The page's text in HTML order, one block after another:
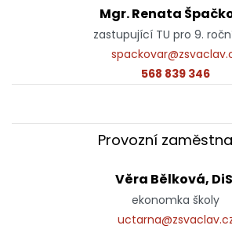
Mgr. Renata
zastupující TU pro 9.
568 839 346
Provozní
Věra Bělková,
ekonomka školy